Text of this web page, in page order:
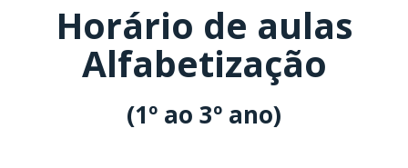
Horário de aulas
Alfabetização
(1º ao 3º ano)